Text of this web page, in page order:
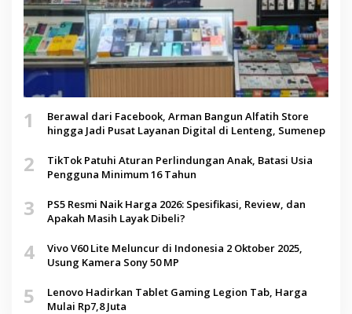
1
Berawal dari Facebook, Arman Bangun Alfatih Store
hingga Jadi Pusat Layanan Digital di Lenteng, Sumenep
2
TikTok Patuhi Aturan Perlindungan Anak, Batasi Usia
Pengguna Minimum 16 Tahun
3
PS5 Resmi Naik Harga 2026: Spesifikasi, Review, dan
Apakah Masih Layak Dibeli?
4
Vivo V60 Lite Meluncur di Indonesia 2 Oktober 2025,
Usung Kamera Sony 50 MP
5
Lenovo Hadirkan Tablet Gaming Legion Tab, Harga
Mulai Rp7,8 Juta